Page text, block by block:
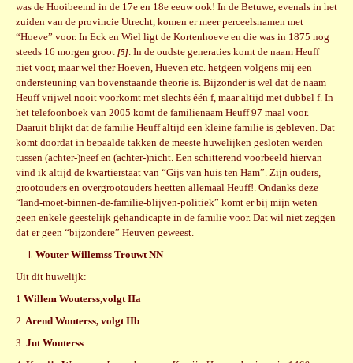
was de Hooibeemd in de 17e en 18e eeuw ook! In de Betuwe, evenals in het
zuiden van de provincie Utrecht, komen er meer perceelsnamen met
“Hoeve” voor. In Eck en Wiel ligt de Kortenhoeve en die was in 1875 nog
steeds 16 morgen groot [5]. In de oudste generaties komt de naam Heuff
niet voor, maar wel ther Hoeven, Hueven etc. hetgeen volgens mij een
ondersteuning van bovenstaande theorie is. Bijzonder is wel dat de naam
Heuff vrijwel nooit voorkomt met slechts één f, maar altijd met dubbel f. In
het telefoonboek van 2005 komt de familienaam Heuff 97 maal voor.
Daaruit blijkt dat de familie Heuff altijd een kleine familie is gebleven. Dat
komt doordat in bepaalde takken de meeste huwelijken gesloten werden
tussen (achter-)neef en (achter-)nicht. Een schitterend voorbeeld hiervan
vind ik altijd de kwartierstaat van “Gijs van huis ten Ham”. Zijn ouders,
grootouders en overgrootouders heetten allemaal Heuff!. Ondanks deze
“land-moet-binnen-de-familie-blijven-politiek” komt er bij mijn weten
geen enkele geestelijk gehandicapte in de familie voor. Dat wil niet zeggen
dat er geen “bijzondere” Heuven geweest.
Wouter Willemss Trouwt NN
Uit dit huwelijk:
1 Willem Wouterss,volgt IIa
2.Arend Wouterss, volgt IIb
3. Jut Wouterss